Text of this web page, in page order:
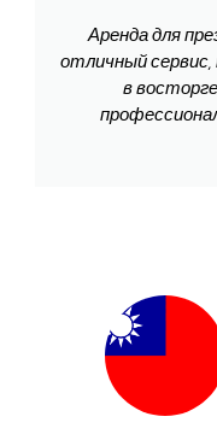
Аренда для
отличный
в